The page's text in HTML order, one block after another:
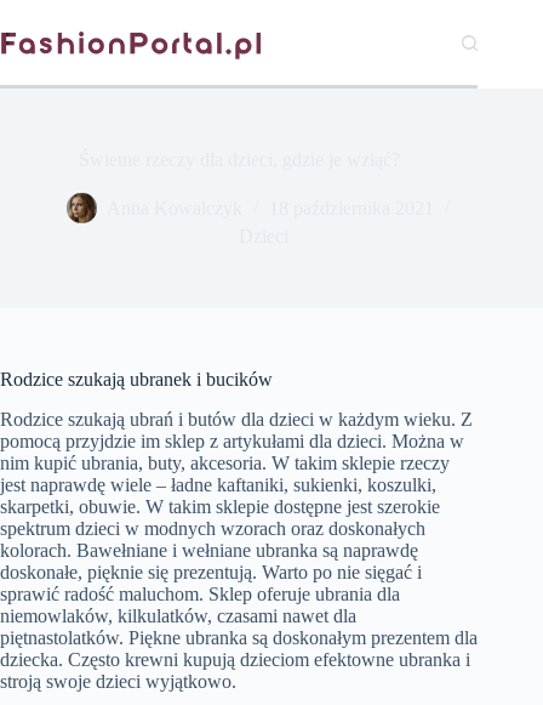
do
treści
Rodzice szukają ubranek i bucików
Rodzice szukają ubrań i butów dla dzieci w każdym wieku. Z
pomocą przyjdzie im sklep z artykułami dla dzieci. Można w
nim kupić ubrania, buty, akcesoria. W takim sklepie rzeczy
jest naprawdę wiele – ładne kaftaniki, sukienki, koszulki,
skarpetki, obuwie. W takim sklepie dostępne jest szerokie
spektrum dzieci w modnych wzorach oraz doskonałych
kolorach. Bawełniane i wełniane ubranka są naprawdę
doskonałe, pięknie się prezentują. Warto po nie sięgać i
sprawić radość maluchom. Sklep oferuje ubrania dla
niemowlaków, kilkulatków, czasami nawet dla
piętnastolatków. Piękne ubranka są doskonałym prezentem dla
dziecka. Często krewni kupują dzieciom efektowne ubranka i
stroją swoje dzieci wyjątkowo.